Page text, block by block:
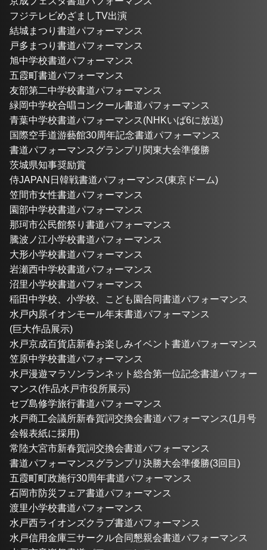
フジテレビめざましTV出演
結城まつり書道パフォーマンス
戸多まつり書道パフォーマンス
旭中学校書道パフォーマンス
五霞町書道パフォーマンス
友部第二中学校書道パフォーマンス
緑岡中学校合唱コンクール書道パフォーマンス
青葉中学校書道パフォーマンス(NHKいば6に放送)
国際空手道游藝館30周年記念書道パフォーマンス
書道パフォーマンスグランプリ関東大会準優勝
茨城県知事奨励賞
侍JAPAN日韓戦書道パフォーマンス(東京ドーム)
笠間市女性書道パフォーマンス
園部中学校書道パフォーマンス
那珂市公民館祭り書道パフォーマンス
騰波ノ江小学校書道パフォーマンス
大形小学校書道パフォーマンス
岩瀬西中学校書道パフォーマンス
沼里小学校書道パフォーマンス
稲田中学校、小学校、こども園合同書道パフォーマンス
水戸内原イオンモール年末書道パフォーマンス
(巨大作品展示)
水戸京成百貨店新春お楽しみイベント書道パフォーマンス
笠原中学校書道パフォーマンス
水戸漫遊マラソンランネット総合第一位記念書道パフォー
マンス(作品水戸市役所展示)
セブ島修学旅行書道パフォーマンス
水戸商工会議所新春賀詞交換会書道パフォーマンス(1月号
会報表紙に採用)
常陸大宮市新春賀詞交換会書道パフォーマンス
書道パフォーマンスグランプリ決勝大会準優勝(3回目)
五霞町町政施行30周年書道パフォーマンス
石岡市防災フェア書道パフォーマンス
渡里小学校書道パフォーマンス
水戸西ライオンズクラブ書道パフォーマンス
水戸信用金庫三サークル合同懇親会書道パフォーマンス